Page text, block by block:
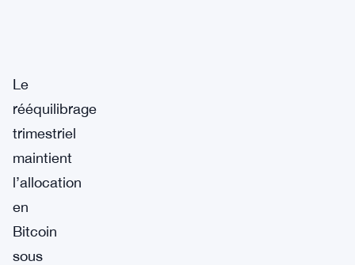
Le
rééquilibrage
trimestriel
maintient
l’allocation
en
Bitcoin
sous